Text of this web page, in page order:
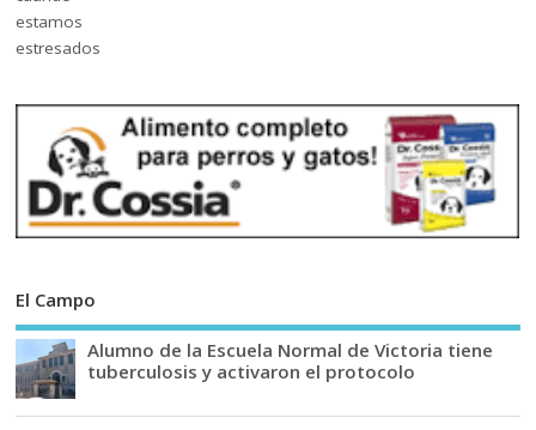
El Campo
Alumno de la Escuela Normal de Victoria tiene
tuberculosis y activaron el protocolo